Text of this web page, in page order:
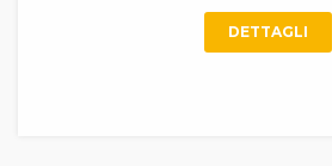
DETTAGLI